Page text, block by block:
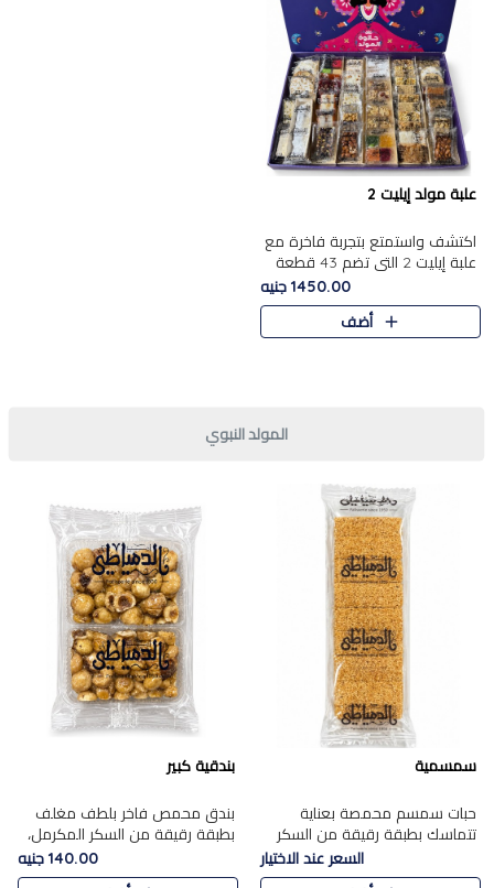
علبة مولد إيليت 2
اكتشف واستمتع بتجربة فاخرة مع
علبة إيليت 2 التي تضم 43 قطعة
تشكيلة من أرقى حلويات المولد
الشرقية المصرية الأصيلة ,معروضة
بشكل جميل في علبة أ..
1450.00 جنيه
أضف
المولد النبوي
سمسمية
حبات سمسم محمصة بعناية
تتماسك بطبقة رقيقة من السكر
المكرمل، لتقدم طعم السمسم
المميز وقرمشتة التي ارتبطت ببهجة
السعر عند الاختيار
بندقية كبير
بندق محمص فاخر بلطف مغلف
بطبقة رقيقة من السكر المكرمل،
يجمع بين النكهة الغنية ناتي
والقرمشة الراقية المرضية في
140.00 جنيه